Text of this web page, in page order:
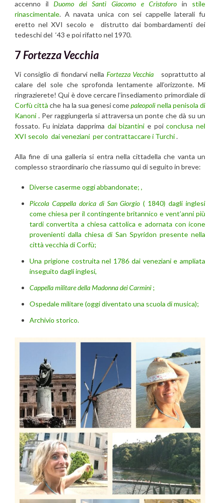
accenno ilDuomo dei Santi Giacomo e Cristoforoin stile
rinascimentale. A navata unica con sei cappelle laterali fu
eretto nel XVI secolo e distrutto dai bombardamenti dei
tedeschi del ‘43 e poi rifatto nel 1970.
7 Fortezza Vecchia
Vi consiglio di fiondarvi nella Fortezza Vecchia
soprattutto al
calare del sole che sprofonda lentamente all’orizzonte. Mi
ringrazierete! Qui è dove cercare l’insediamento primordiale di
Corfù città che ha la sua genesi comepaleopoli nella penisola di
Kanoni . Per raggiungerla si attraversa un ponte che dà su un
fossato. Fu iniziata dapprima dai bizantini e poiconclusa nel
XVI secolo dai veneziani per contrattaccare i Turchi.
Alla fine di una galleria si entra nella cittadella che vanta un
complesso straordinario che riassumo qui di seguito in breve:
Diverse caserme oggi abbandonate; ,
Piccola Cappella dorica di San Giorgio ( 1840) dagli inglesi
come chiesa per il contingente britannico e vent’anni più
tardi convertita a chiesa cattolica e adornata con icone
provenienti dalla chiesa di San Spyridon presente nella
città vecchia di Corfù;
Una prigione costruita nel 1786 dai veneziani e ampliata
inseguito dagli inglesi,
Cappella militare della Madonna dei Carmini ;
Ospedale militare (oggi diventato una scuola di musica);
Archivio storico.